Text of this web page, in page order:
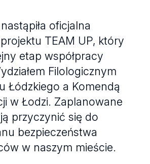
oficjalna
TEAM UP, który
etap współpracy
Filologicznym
Łódzkiego a Komendą
w Łodzi. Zaplanowane
przyczynić się do
bezpieczeństwa
w naszym mieście.